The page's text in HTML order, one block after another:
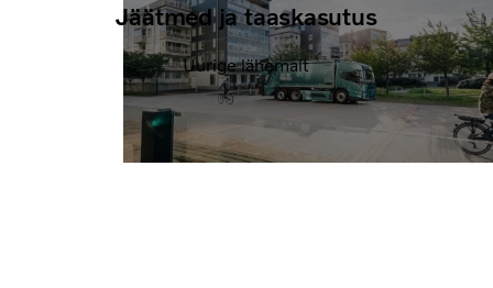
Jäätmed ja taaskasutus
Uurige lähemalt